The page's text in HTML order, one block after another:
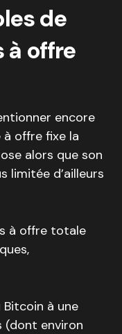
de
offre
encore
à offre fixe la
alors que son
limitée d’ailleurs
à offre totale
à une
(dont environ